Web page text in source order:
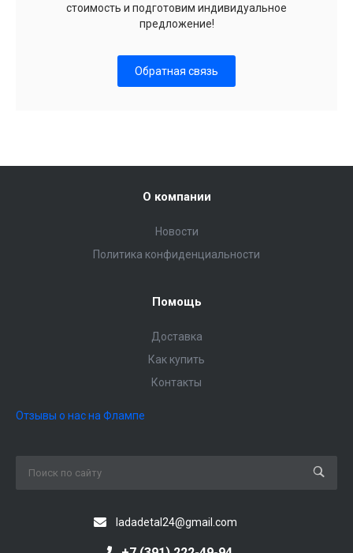
стоимость и подготовим индивидуальное
предложение!
Обратная связь
О компании
Новости
Политика конфиденциальности
Помощь
Доставка
Как купить
Контакты
Отзывы о нас на Флампе
ladadetal24@gmail.com